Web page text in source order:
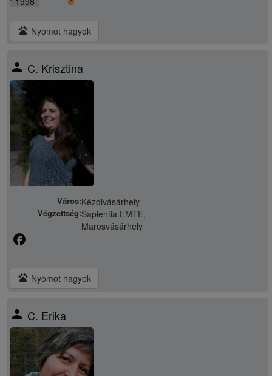
pets Nyomot hagyok
person C. Krisztina
Város:Kézdivásárhely
Végzettség:Sapientia EMTE,
Marosvásárhely
facebook
pets Nyomot hagyok
person C. Erika